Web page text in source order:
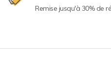
Remise jusqu'à 30% de